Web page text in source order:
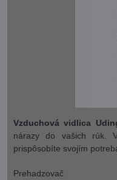
Vzduchová vidlica
nárazy do vašich rúk.
prispôsobíte svojím
Prehadzovač